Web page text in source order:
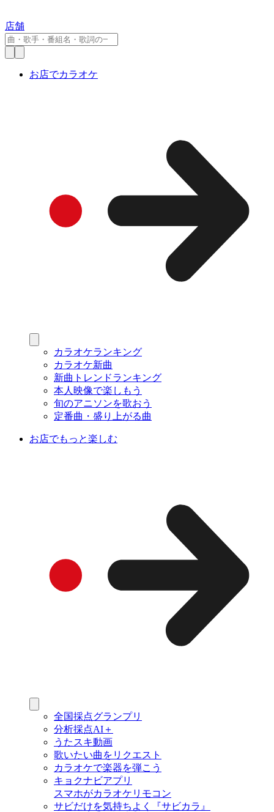
店舗
お店でカラオケ
カラオケランキング
カラオケ新曲
新曲トレンドランキング
本人映像で楽しもう
旬のアニソンを歌おう
定番曲・盛り上がる曲
お店でもっと楽しむ
全国採点グランプリ
分析採点AI＋
うたスキ動画
歌いたい曲をリクエスト
カラオケで楽器を弾こう
キョクナビアプリ
スマホがカラオケリモコン
サビだけを気持ちよく『サビカラ』